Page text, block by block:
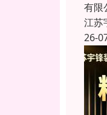
有
江苏
26-